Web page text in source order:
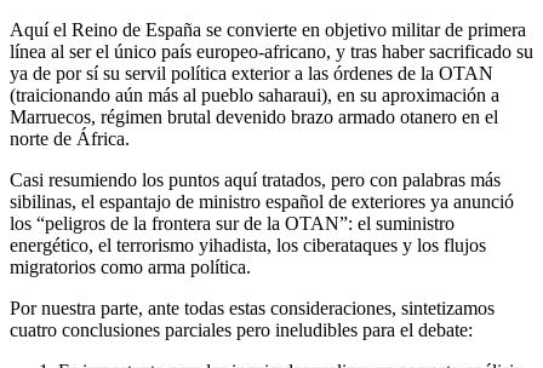
Aquí el Reino de España se convierte en objetivo militar de primera
línea al ser el único país europeo-africano, y tras haber sacrificado su
ya de por sí su servil política exterior a las órdenes de la OTAN
(traicionando aún más al pueblo saharaui), en su aproximación a
Marruecos, régimen brutal devenido brazo armado otanero en el
norte de África.
Casi resumiendo los puntos aquí tratados, pero con palabras más
sibilinas, el espantajo de ministro español de exteriores ya anunció
los “peligros de la frontera sur de la OTAN”: el suministro
energético, el terrorismo yihadista, los ciberataques y los flujos
migratorios como arma política.
Por nuestra parte, ante todas estas consideraciones, sintetizamos
cuatro conclusiones parciales pero ineludibles para el debate: